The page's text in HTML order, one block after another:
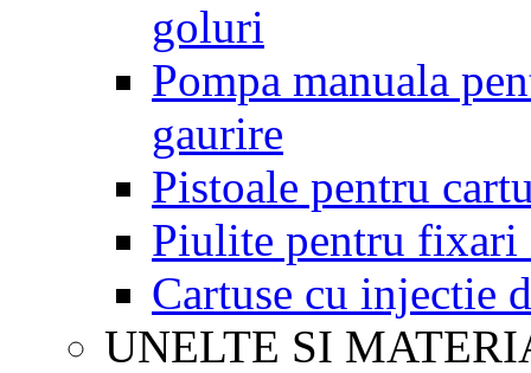
goluri
Pompa manuala
gaurire
Pistoale pentru
Piulite pentru fixari
Cartuse cu injectie
UNELTE SI